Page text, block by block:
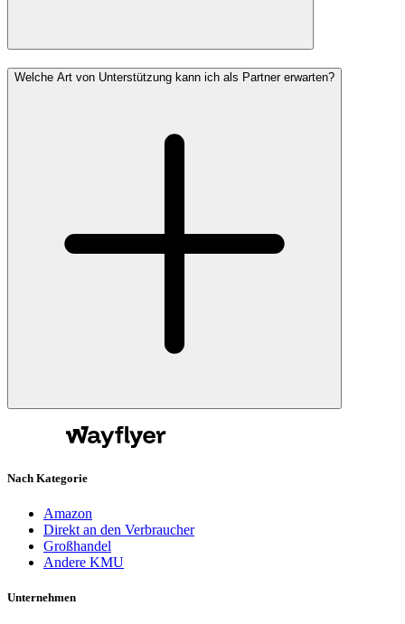
Welche Art von Unterstützung kann ich als Partner erwarten?
Nach Kategorie
Amazon
Direkt an den Verbraucher
Großhandel
Andere KMU
Unternehmen